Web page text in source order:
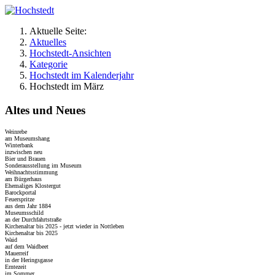
Aktuelle Seite:
Aktuelles
Hochstedt-Ansichten
Kategorie
Hochstedt im Kalenderjahr
Hochstedt im März
Altes und Neues
Weinrebe
am Museumshang
Winterbank
inzwischen neu
Bier und Brauen
Sonderausstellung im Museum
Weihnachtsstimmung
am Bürgerhaus
Ehemaliges Klostergut
Barockportal
Feuerspritze
aus dem Jahr 1884
Museumsschild
an der Durchfahrtstraße
Kirchenaltar bis 2025 - jetzt wieder in Nottleben
Kirchenaltar bis 2025
Waid
auf dem Waidbeet
Mauerreif
in der Heringsgasse
Erntezeit